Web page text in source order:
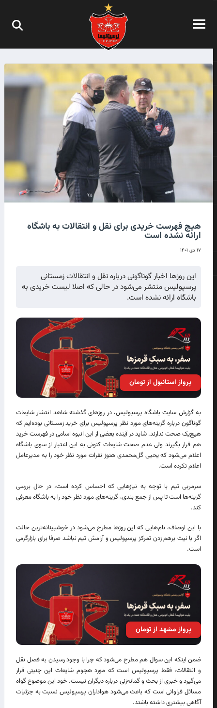
هیچ فهرست خریدی برای نقل و انتقالات به باشگاه
ارائه نشده است
۱۷ دی ۱۴۰۱
این روزها اخبار گوناگونی درباره نقل و انتقالات زمستانی
پرسپولیس منتشر می‌شود در حالی که اصلا لیست خریدی به
باشگاه ارائه نشده است.
پرواز استانبول از تومان
به گزارش سایت باشگاه پرسپولیس، در روزهای گذشته شاهد انتشار شایعات
گوناگون درباره گزینه‌های مورد نظر پرسپولیس برای خرید زمستانی بوده‌ایم که
هیچ‌یک صحت ندارند. شاید در آینده بعضی از این انبوه اسامی در فهرست خرید
هم قرار بگیرند ولی عدم صحت شایعات کنونی به این اعتبار از سوی باشگاه
اعلام می‌شود که یحیی گل‌محمدی هنوز نفرات مورد نظر خود را به مدیرعامل
اعلام نکرده است.
سرمربی تیم با توجه به نیازهایی که احساس کرده است، در حال بررسی
گزینه‌ها است تا پس از جمع بندی، گزینه‌های مورد نظر خود را به باشگاه معرفی
کند.
با این اوصاف، نام‌هایی که این روزها مطرح می‌شود در خوشبینانه‌ترین حالت
اگر با نیت برهم زدن تمرکز پرسپولیس و آرامش تیم نباشد صرفا برای بازارگرمی
است.
پرواز مشهد از تومان
ضمن اینکه این سوال هم مطرح می‌شود که چرا با وجود رسیدن به فصل نقل
و انتقالات، فقط پرسپولیس است که مورد هجوم شایعات این چنینی قرار
می‌گیرد و خبری از بحث و گمانه‌زنی درباره دیگران نیست. خود این موضوع گواه
مسائل فراوانی است که باعث می‌شود هواداران پرسپولیس نسبت به جزئیات
آگاهی بیشتری داشته باشند.